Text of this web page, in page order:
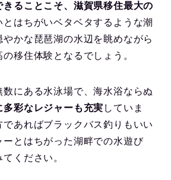
ることこそ、滋賀県移住最大の
とはちがいベタベタするような潮
やかな琵琶湖の水辺を眺めながら
移住体験となるでしょう。
数にある水泳場で、海水浴ならぬ
多彩なレジャーも充実 していま
あればブラックバス釣りもいい
ーとはちがった湖畔での水遊び
ください。